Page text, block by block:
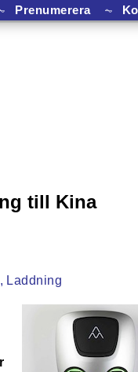
Prenumerera ⏦
till Kina
Laddning